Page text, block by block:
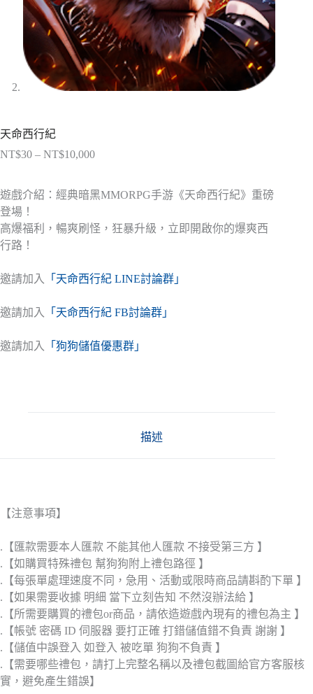
天命西行紀
NT$30 – NT$10,000價
範
NT$30
到
遊戲介紹：經典暗黑MMORPG手游《天命西行紀》重磅
登場！
高爆福利，暢爽刷怪，狂暴升級，立即開啟你的爆爽西
行路！
邀請加入 「天命西行紀 LINE討論群」
邀請加入 「天命西行紀 FB討論群」
邀請加入 「狗狗儲值優惠群」
描述
【注意事項】
.【匯款需要本人匯款 不能其他人匯款 不接受第三方 】
.【如購買特殊禮包 幫狗狗附上禮包路徑 】
.【每張單處理速度不同，急用、活動或限時商品請斟酌下單 】
.【如果需要收據 明細 當下立刻告知 不然沒辦法給 】
.【所需要購買的禮包or商品，請依造遊戲內現有的禮包為主 】
.【帳號 密碼 ID 伺服器 要打正確 打錯儲值錯不負責 謝謝 】
.【儲值中誤登入 如登入 被吃單 狗狗不負責 】
.【需要哪些禮包，請打上完整名稱以及禮包截圖給官方客服核
實，避免產生錯誤】